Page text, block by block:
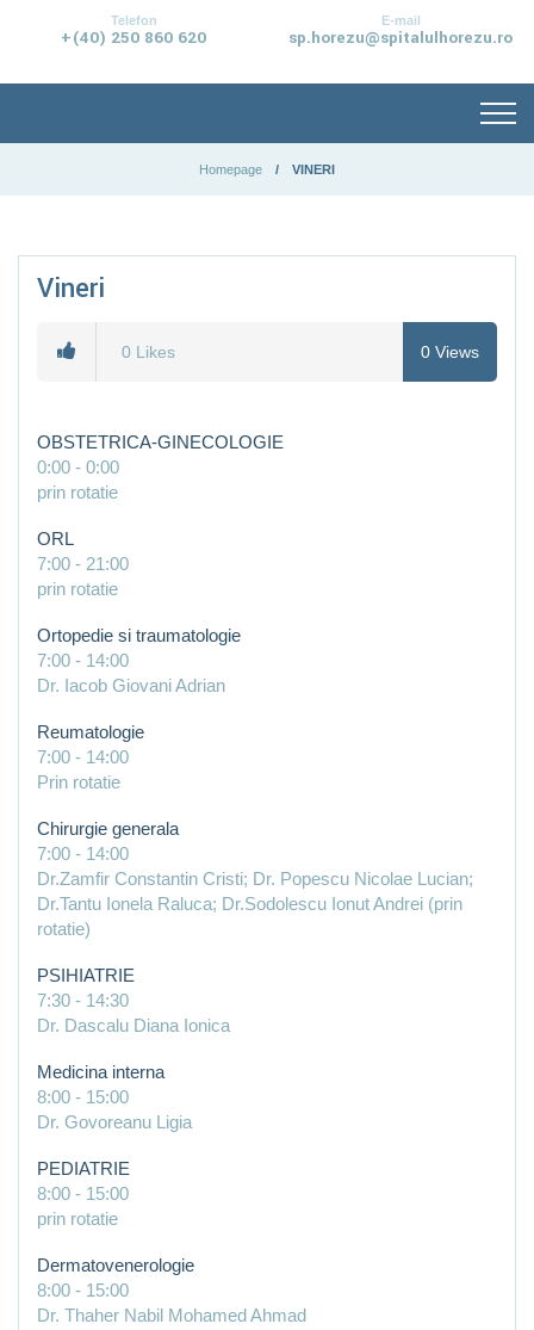
Telefon
+(40) 250 860 620
E-mail
sp.horezu@spitalulhorezu.ro
Homepage VINERI
Vineri
0 Likes 0 Views
OBSTETRICA-GINECOLOGIE
0:00 - 0:00
prin rotatie
ORL
7:00 - 21:00
prin rotatie
Ortopedie si traumatologie
7:00 - 14:00
Dr. Iacob Giovani Adrian
Reumatologie
7:00 - 14:00
Prin rotatie
Chirurgie generala
7:00 - 14:00
Dr.Zamfir Constantin Cristi; Dr. Popescu Nicolae Lucian;
Dr.Tantu Ionela Raluca; Dr.Sodolescu Ionut Andrei (prin
rotatie)
PSIHIATRIE
7:30 - 14:30
Dr. Dascalu Diana Ionica
Medicina interna
8:00 - 15:00
Dr. Govoreanu Ligia
PEDIATRIE
8:00 - 15:00
prin rotatie
Dermatovenerologie
8:00 - 15:00
Dr. Thaher Nabil Mohamed Ahmad